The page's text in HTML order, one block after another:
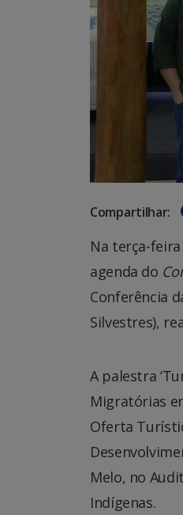
Compartilhar:
Na terça-
agenda do
Conferência
Silvestres),
A palestra
Migratórias
Oferta
Melo, no
Indígenas.